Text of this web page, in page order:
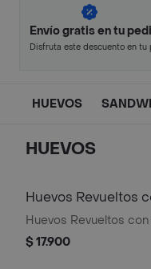
Envío gratis en tu
Disfruta este descuento en tu
HUEVOS
HUEVOS
Huevos Revueltos
queso.
Huevos Revueltos
$ 17.900